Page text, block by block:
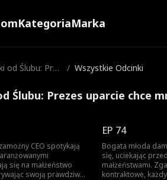
KategoriaMarka
od Ślubu: Prez
/ Wszystkie Odcinki
Ślubu: Prezes uparcie chce
CEO spotykają
się na małżeństwo
swoją prawdziwą
EP 74
Bogata młoda
się, uciekając
małżeństwami.
kontraktowe,